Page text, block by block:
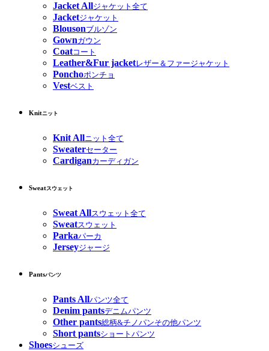
Jacket Allジャケット全て
Jacketジャケット
Blousonブルゾン
Gownガウン
Coatコート
Leather&Fur jacketレザー＆ファージャケット
Ponchoポンチョ
Vestベスト
Knitニット
Knit Allニット全て
Sweaterセーター
Cardiganカーディガン
Sweatスウェット
Sweat Allスウェット全て
Sweatスウェット
Parkaパーカ
Jerseyジャージ
Pantsパンツ
Pants Allパンツ全て
Denim pantsデニムパンツ
Other pants総柄&チノパンその他パンツ
Short pantsショートパンツ
Shoesシューズ